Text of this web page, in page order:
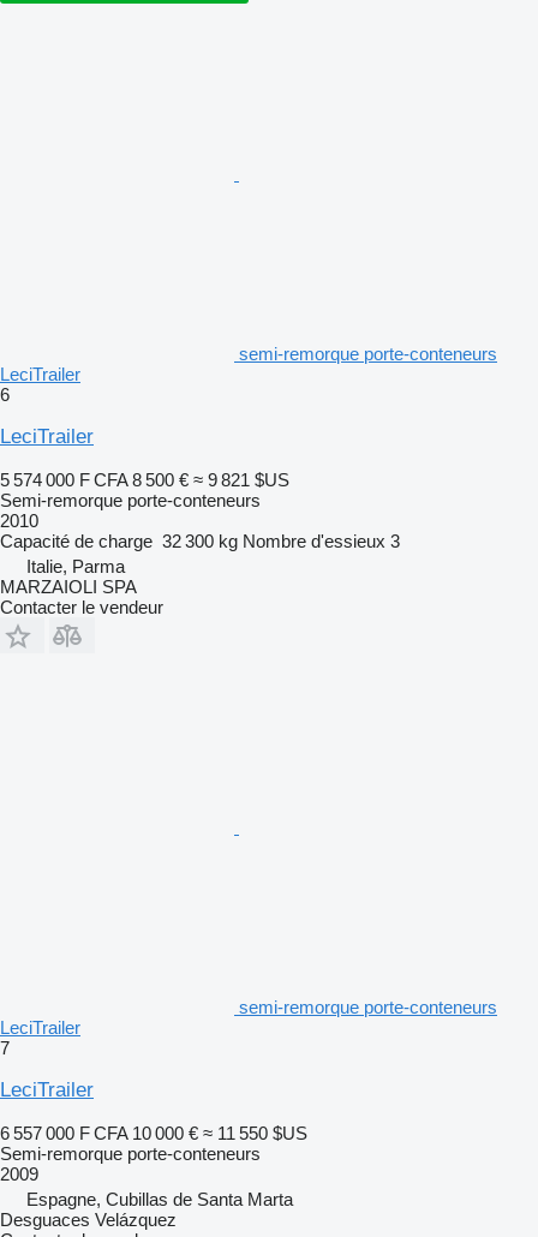
semi-remorque porte-conteneurs
LeciTrailer
6
LeciTrailer
5 574 000 F CFA 8 500 € ≈ 9 821 $US
Semi-remorque porte-conteneurs
2010
Capacité de charge 32 300 kg Nombre d'essieux 3
Italie, Parma
MARZAIOLI SPA
Contacter le vendeur
semi-remorque porte-conteneurs
LeciTrailer
7
LeciTrailer
6 557 000 F CFA 10 000 € ≈ 11 550 $US
Semi-remorque porte-conteneurs
2009
Espagne, Cubillas de Santa Marta
Desguaces Velázquez